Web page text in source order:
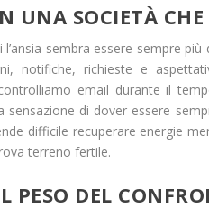
UNA SOCIETÀ
sembra essere sempre
notifiche, richieste e
email durante il
sensazione di dover essere
difficile recuperare energie
terreno fertile.
PESO DEL